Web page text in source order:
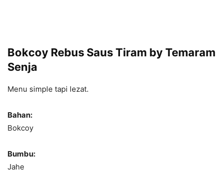
Bokcoy Rebus Saus Tiram by Temaram
Senja
Menu simple tapi lezat.
Bahan:
Bokcoy
Bumbu:
Jahe